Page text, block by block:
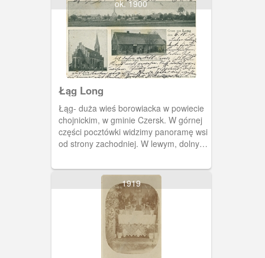
ok. 1900
Łąg Long
Łąg- duża wieś borowiacka w powiecie
chojnickim, w gminie Czersk. W górnej
części pocztówki widzimy panoramę wsi
od strony zachodniej. W lewym, dolnym
Najświętszej Maryi Panny wybudowany
w latach 1885-1887 z inicjatywy księdza
Augustyna Worzałły. W prawym dolnym
rogu hotel, którego właścicielem był A.
1919